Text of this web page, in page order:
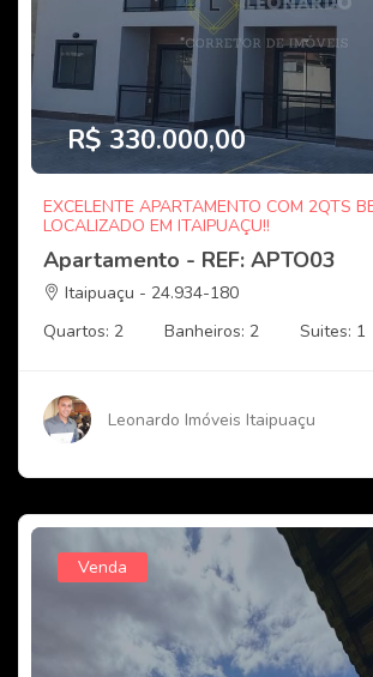
R$ 330.000,00
EXCELENTE APARTAMENTO COM 2QTS
LOCALIZADO EM ITAIPUAÇU!!
Apartamento - REF: APTO03
Itaipuaçu - 24.934-180
Quartos: 2
Banheiros: 2 Suites: 1
Leonardo Imóveis Itaipuaçu
Venda